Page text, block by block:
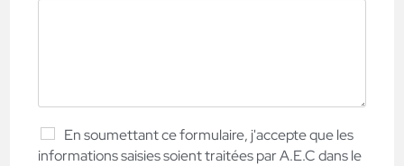
En soumettant ce formulaire, j'accepte que les
informations saisies soient traitées par A.E.C dans le